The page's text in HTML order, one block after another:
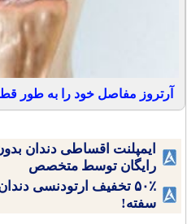
آرتروز مفاصل خود را به طور
ایمپلنت اقساطی دندان
رایگان توسط متخصص
۵۰٪ تخفیف ارتودنسی
سفته!